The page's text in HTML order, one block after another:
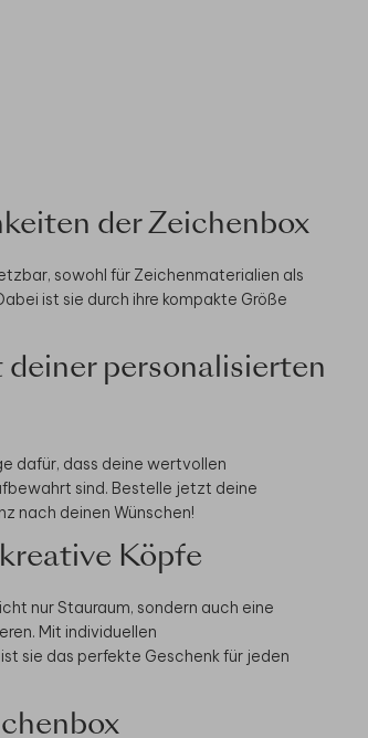
der Zeichenbox
sowohl für Zeichenmaterialien als
ist sie durch ihre kompakte Größe
personalisierten
dafür, dass deine wertvollen
sind. Bestelle jetzt deine
nach deinen Wünschen!
Köpfe
nur Stauraum, sondern auch eine
Mit individuellen
sie das perfekte Geschenk für jeden